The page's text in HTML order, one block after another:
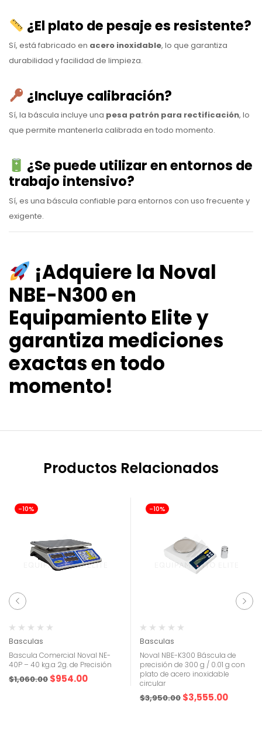
¿El plato de pesaje es resistente?
Sí, está fabricado en acero inoxidable, lo que garantiza
durabilidad y facilidad de limpieza.
¿Incluye calibración?
Sí, la báscula incluye una pesa patrón para rectificación, lo
que permite mantenerla calibrada en todo momento.
¿Se puede utilizar en entornos de
trabajo intensivo?
Sí, es una báscula confiable para entornos con uso frecuente y
exigente.
¡Adquiere la Noval
NBE-N300 en
Equipamiento Elite y
garantiza mediciones
exactas en todo
momento!
Productos Relacionados
-10%
Basculas
Bascula Comercial Noval NE-
40P – 40 kg.a 2g. de Precisión
$1,060.00 $954.00
-10%
Basculas
Noval NBE-K300 Báscula de
precisión de 300 g / 0.01 g con
plato de acero inoxidable
circular
$3,950.00 $3,555.00